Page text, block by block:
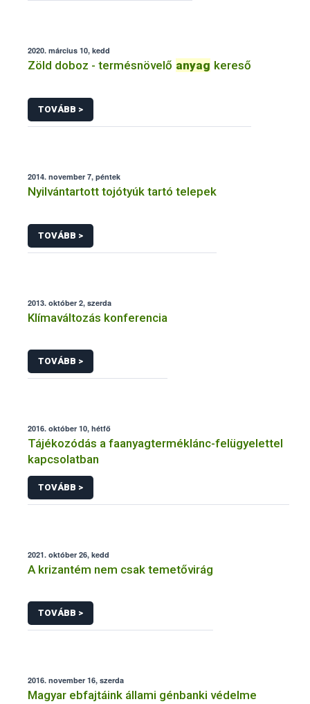
2020. március 10, kedd
Zöld doboz - termésnövelő anyag kereső
TOVÁBB >
2014. november 7, péntek
Nyilvántartott tojótyúk tartó telepek
TOVÁBB >
2013. október 2, szerda
Klímaváltozás konferencia
TOVÁBB >
2016. október 10, hétfő
Tájékozódás a faanyagterméklánc-felügyelettel
kapcsolatban
TOVÁBB >
2021. október 26, kedd
A krizantém nem csak temetővirág
TOVÁBB >
2016. november 16, szerda
Magyar ebfajtáink állami génbanki védelme